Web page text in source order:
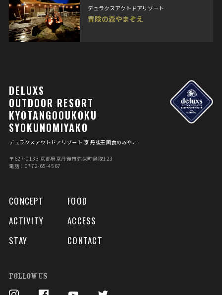
デュラクスアウトドアリゾート
冒険の森やまぞえ
DELUXS
OUTDOOR RESORT
KYOTANGOOUKOKU
SYOKUNOMIYAKO
デュラクスアウトドアリゾート 京 丹後王国食のみやこ
〒627-0133 京都府京丹後市弥栄町⿃取123
電話：0772-65-4567
CONCEPT
ACTIVITY
STAY
FOOD
ACCESS
CONTACT
FOLLOW US